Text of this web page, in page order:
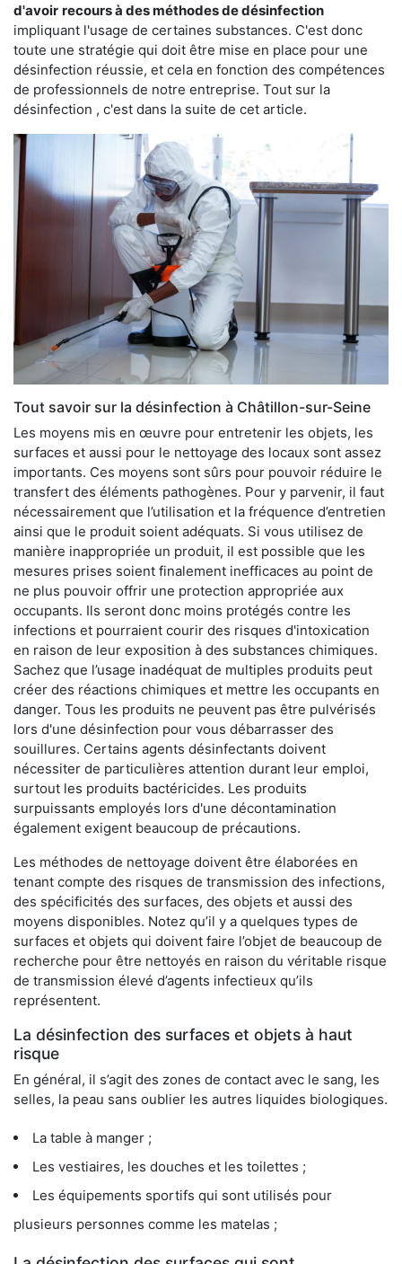
d'avoir recours à des méthodes de désinfection
impliquant l'usage de certaines substances. C'est donc
toute une stratégie qui doit être mise en place pour une
désinfection réussie, et cela en fonction des compétences
de professionnels de notre entreprise. Tout sur la
désinfection , c'est dans la suite de cet article.
Tout savoir sur la désinfection à Châtillon-sur-Seine
Les moyens mis en œuvre pour entretenir les objets, les
surfaces et aussi pour le nettoyage des locaux sont assez
importants. Ces moyens sont sûrs pour pouvoir réduire le
transfert des éléments pathogènes. Pour y parvenir, il faut
nécessairement que l’utilisation et la fréquence d’entretien
ainsi que le produit soient adéquats. Si vous utilisez de
manière inappropriée un produit, il est possible que les
mesures prises soient finalement inefficaces au point de
ne plus pouvoir offrir une protection appropriée aux
occupants. Ils seront donc moins protégés contre les
infections et pourraient courir des risques d'intoxication
en raison de leur exposition à des substances chimiques.
Sachez que l’usage inadéquat de multiples produits peut
créer des réactions chimiques et mettre les occupants en
danger. Tous les produits ne peuvent pas être pulvérisés
lors d'une désinfection pour vous débarrasser des
souillures. Certains agents désinfectants doivent
nécessiter de particulières attention durant leur emploi,
surtout les produits bactéricides. Les produits
surpuissants employés lors d'une décontamination
également exigent beaucoup de précautions.
Les méthodes de nettoyage doivent être élaborées en
tenant compte des risques de transmission des infections,
des spécificités des surfaces, des objets et aussi des
moyens disponibles. Notez qu’il y a quelques types de
surfaces et objets qui doivent faire l’objet de beaucoup de
recherche pour être nettoyés en raison du véritable risque
de transmission élevé d’agents infectieux qu’ils
représentent.
La désinfection des surfaces et objets à haut
risque
En général, il s’agit des zones de contact avec le sang, les
selles, la peau sans oublier les autres liquides biologiques.
La table à manger ;
Les vestiaires, les douches et les toilettes ;
Les équipements sportifs qui sont utilisés pour
plusieurs personnes comme les matelas ;